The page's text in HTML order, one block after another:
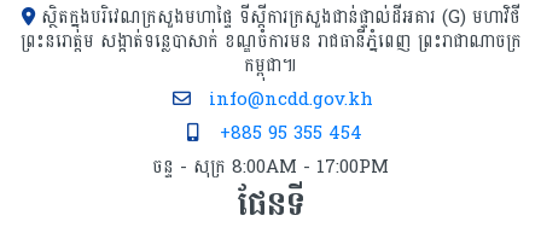
ស្ថិតក្នុងបរិវេណក្រសួងមហាផ្ទៃ ទីស្ដីការក្រសួង​ជាន់ផ្ទាល់ដីអគារ (G) មហាវិថី
ព្រះនរោត្តម សង្កាត់ទន្លេបាសាក់ ខណ្ឌចំការមន រាជធានីភ្នំពេញ ព្រះរាជាណាចក្រ
កម្ពុជា៕
info@ncdd.gov.kh
+885 95 355 454
ចន្ទ - សុក្រ 8:00AM - 17:00PM
ផែនទី